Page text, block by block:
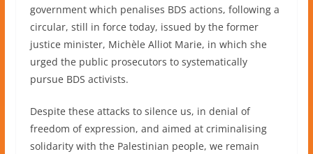
government which penalises BDS actions, following a
circular, still in force today, issued by the former
justice minister, Michèle Alliot Marie, in which she
urged the public prosecutors to systematically
pursue BDS activists.
Despite these attacks to silence us, in denial of
freedom of expression, and aimed at criminalising
solidarity with the Palestinian people, we remain